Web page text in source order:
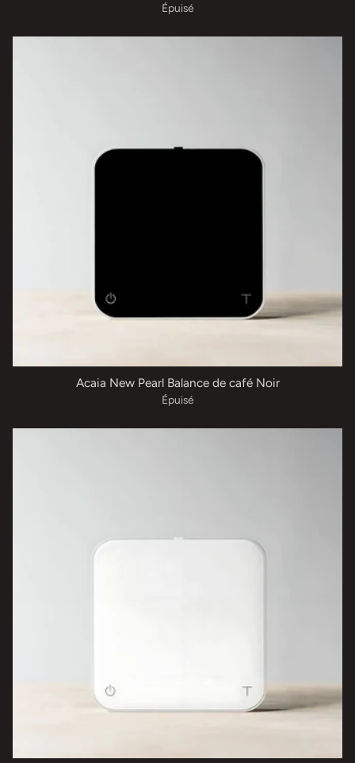
Épuisé
Acaia New Pearl Balance de café Noir
Épuisé